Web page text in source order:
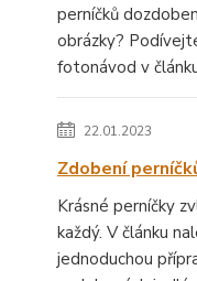
perníčků
obrázky?
fotonávod v
22.01.2023
Zdobení
Krásné perníčky
každý. V článku
jednoduchou